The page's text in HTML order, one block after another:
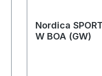
Nordica
W BOA (GW)